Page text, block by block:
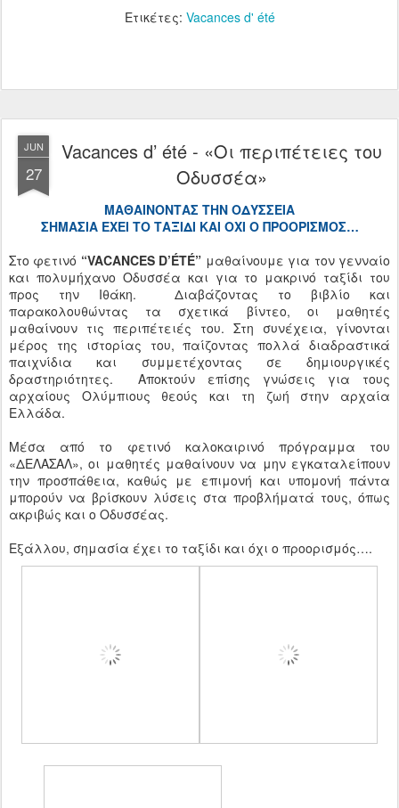
Ετικέτες: Vacances d' été
JUN
27
Vacances d’ été - «Οι περιπέτειες του
Οδυσσέα»
ΜΑΘΑΙΝΟΝΤΑΣ ΤΗΝ ΟΔΥΣΣΕΙΑ
ΣΗΜΑΣΙΑ ΕΧΕΙ ΤΟ ΤΑΞΙΔΙ ΚΑΙ ΟΧΙ Ο ΠΡΟΟΡΙΣΜΟΣ…
Στο φετινό “VACANCES D’ÉTÉ” μαθαίνουμε για τον γενναίο
και πολυμήχανο Οδυσσέα και για το μακρινό ταξίδι του
προς την Ιθάκη. Διαβάζοντας το βιβλίο και
παρακολουθώντας τα σχετικά βίντεο, οι μαθητές
μαθαίνουν τις περιπέτειές του. Στη συνέχεια, γίνονται
μέρος της ιστορίας του, παίζοντας πολλά διαδραστικά
παιχνίδια και συμμετέχοντας σε δημιουργικές
δραστηριότητες. Αποκτούν επίσης γνώσεις για τους
αρχαίους Ολύμπιους θεούς και τη ζωή στην αρχαία
Ελλάδα.
Μέσα από το φετινό καλοκαιρινό πρόγραμμα του
«ΔΕΛΑΣΑΛ», οι μαθητές μαθαίνουν να μην εγκαταλείπουν
την προσπάθεια, καθώς με επιμονή και υπομονή πάντα
μπορούν να βρίσκουν λύσεις στα προβλήματά τους, όπως
ακριβώς και ο Οδυσσέας.
Εξάλλου, σημασία έχει το ταξίδι και όχι ο προορισμός….